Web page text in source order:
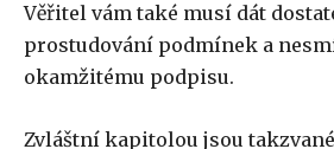
Věřitel vám také musí dát
prostudování podmínek a
okamžitému podpisu.
Zvláštní kapitolou jsou